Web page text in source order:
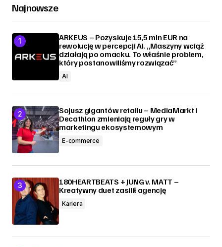
Najnowsze
ARKEUS – Pozyskuje 15,5 mln EUR na
rewolucję w percepcji AI. „Maszyny wciąż
działają po omacku. To właśnie problem,
który postanowiliśmy rozwiązać”
AI
Sojusz gigantów retailu – MediaMarkt i
Decathlon zmieniają reguły gry w
marketingu ekosystemowym
E-commerce
180HEARTBEATS + JUNG v. MATT –
Kreatywny duet zasilił agencję
Kariera